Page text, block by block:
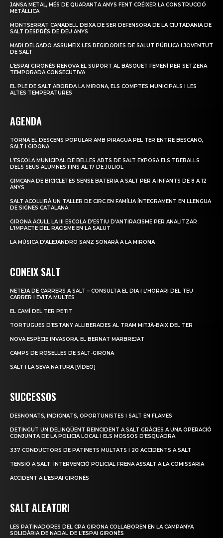
JANSA METAL, MÉS DE QUARANTA ANYS FENT CRÉIXER LA CONSTRUCCIÓ
METÀL·LICA
MONTSERRAT CANADELL DEIXA DE SER DEFENSORA DE LA CIUTADANIA DE
SALT DESPRÉS DE DEU ANYS
MARI DELGADO ASSUMEIX LES REGIDORIES DE SALUT PÚBLICA I JOVENTUT
DE SALT
L’ESPAI GIRONÈS RENOVA EL SUPORT AL BÀSQUET FEMENÍ PER SETZENA
TEMPORADA CONSECUTIVA
EL PLE DE SALT ABORDA LA MIRONA, ELS COMPTES MUNICIPALS I LES
ALTES TEMPERATURES
AGENDA
TORNA EL DESCENS POPULAR AMB PIRAGUA PEL TER ENTRE BESCANÓ,
SALT I GIRONA
L’ESCOLA MUNICIPAL DE BELLES ARTS DE SALT EXPOSA ELS TREBALLS
DELS SEUS ALUMNES FINS AL 17 DE JULIOL
GIMCANA DE BICICLETES SENSE BATERIA A SALT PER A INFANTS DE 8 A 12
ANYS
SALT ACOLLIRÀ UN TALLER DE CIRC EN FAMÍLIA ÍNTEGRAMENT EN LLENGUA
DE SIGNES CATALANA
GIRONA ACULL LA III ESCOLA D’ESTIU D’ANTIRACISME PER ANALITZAR
L’IMPACTE DEL RACISME EN LA SALUT
LA MÚSICA D’ALEJANDRO SANZ SONARÀ A LA MIRONA
CONEIX SALT
NETEJA DE CARRERS A SALT – CONSULTA EL DIA I L’HORARI DEL TEU
CARRER I EVITA MULTES
EL CAMÍ DEL TER PETIT
TORTUGUES D’ESTANY ALLIBERADES AL TRAM MITJÀ-BAIX DEL TER
NOVA ESPÈCIE INVASORA, EL BERNAT MARBREJAT
CAMPS DE ROSELLES DE SALT-GIRONA
SALT I LA SEVA NATURA [VÍDEO]
SUCCESSOS
DESNONATS, INDIGNATS, OPORTUNISTES I SALT EN FLAMES
DETINGUT UN DELINQÜENT REINCIDENT A SALT GRÀCIES A UNA OPERACIÓ
CONJUNTA DE LA POLICIA LOCAL I ELS MOSSOS D’ESQUADRA
337 CONDUCTORS DE PATINETS MULTATS I 20 ACCIDENTS A SALT
TENSIÓ A SALT: INTERVENCIÓ POLICIAL FRENA ASSALT A LA COMISSARIA
ACCIDENT A L’ESPAI GIRONÈS
SALT ALEATORI
LES PATINADORES DEL CPA GIRONA COL·LABOREN EN LA CAMPANYA
SOLIDÀRIA DE NADAL DE L’ESPAI GIRONÈS